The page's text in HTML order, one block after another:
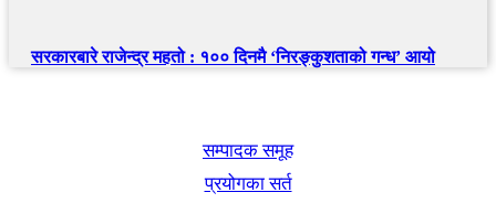
सरकारबारे राजेन्द्र महतो : १०० दिनमै ‘निरङ्कुशताको गन्ध’ आयो
सम्पादक समूह
प्रयोगका सर्त